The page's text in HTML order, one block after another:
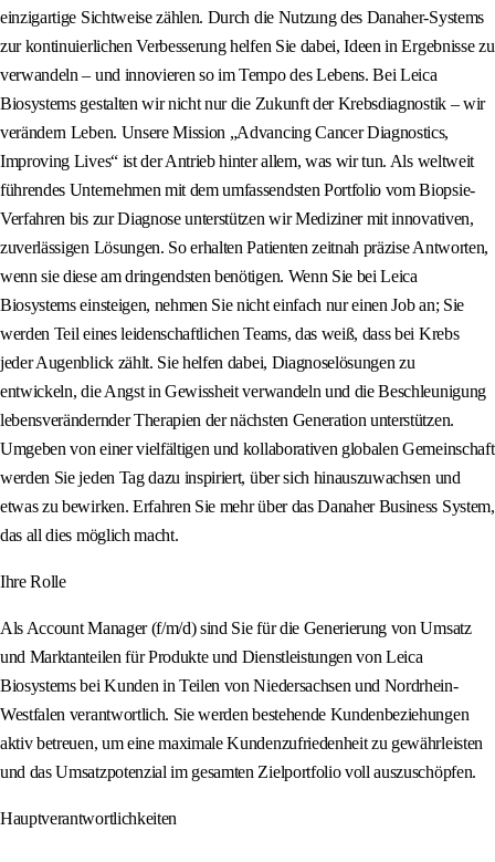
einzigartige Sichtweise zählen. Durch die Nutzung des Danaher-Systems
zur kontinuierlichen Verbesserung helfen Sie dabei, Ideen in Ergebnisse zu
verwandeln – und innovieren so im Tempo des Lebens. Bei Leica
Biosystems gestalten wir nicht nur die Zukunft der Krebsdiagnostik – wir
verändern Leben. Unsere Mission „Advancing Cancer Diagnostics,
Improving Lives“ ist der Antrieb hinter allem, was wir tun. Als weltweit
führendes Unternehmen mit dem umfassendsten Portfolio vom Biopsie-
Verfahren bis zur Diagnose unterstützen wir Mediziner mit innovativen,
zuverlässigen Lösungen. So erhalten Patienten zeitnah präzise Antworten,
wenn sie diese am dringendsten benötigen. Wenn Sie bei Leica
Biosystems einsteigen, nehmen Sie nicht einfach nur einen Job an; Sie
werden Teil eines leidenschaftlichen Teams, das weiß, dass bei Krebs
jeder Augenblick zählt. Sie helfen dabei, Diagnoselösungen zu
entwickeln, die Angst in Gewissheit verwandeln und die Beschleunigung
lebensverändernder Therapien der nächsten Generation unterstützen.
Umgeben von einer vielfältigen und kollaborativen globalen Gemeinschaft
werden Sie jeden Tag dazu inspiriert, über sich hinauszuwachsen und
etwas zu bewirken. Erfahren Sie mehr über das Danaher Business System,
das all dies möglich macht.
Ihre Rolle
Als Account Manager (f/m/d) sind Sie für die Generierung von Umsatz
und Marktanteilen für Produkte und Dienstleistungen von Leica
Biosystems bei Kunden in Teilen von Niedersachsen und Nordrhein-
Westfalen verantwortlich. Sie werden bestehende Kundenbeziehungen
aktiv betreuen, um eine maximale Kundenzufriedenheit zu gewährleisten
und das Umsatzpotenzial im gesamten Zielportfolio voll auszuschöpfen.
Hauptverantwortlichkeiten